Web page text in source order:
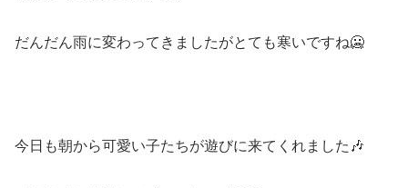
だんだん雨に変わってきましたがとても寒いですね🥶
今日も朝から可愛い子たちが遊びに来てくれました🎶